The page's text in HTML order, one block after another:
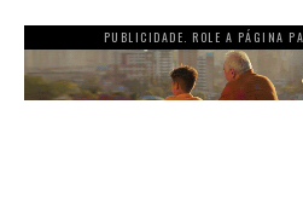
PUBLICIDADE. ROLE A PÁGINA